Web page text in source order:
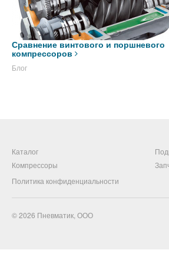
Сравнение винтового и поршневого
компрессоров
Блог
Каталог
Компрессоры
Политика конфиденциальности
© 2026 Пневматик, ООО